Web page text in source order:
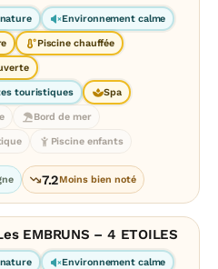
Environnement calme
Piscine chauffée
touristiques Spa
Bord de mer
Piscine enfants
7.2Moins bien noté
EMBRUNS – 4 ETOILES
Environnement calme